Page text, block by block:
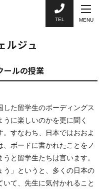
TEL MENU
ルジュ
ールの授業
た留学生のボーディングス
に楽しいのかを更に聞く
すなわち、日本ではおおよ
ボードに書かれたことをノ
と留学生たちは言います。
う」というと、多くの日本の
て、先生に気付かれること